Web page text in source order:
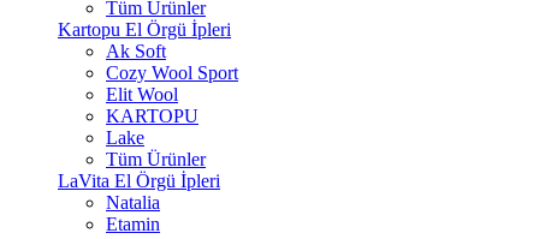
Tüm Ürünler
Kartopu El Örgü İpleri
Ak Soft
Cozy Wool Sport
Elit Wool
KARTOPU
Lake
Tüm Ürünler
LaVita El Örgü İpleri
Natalia
Etamin